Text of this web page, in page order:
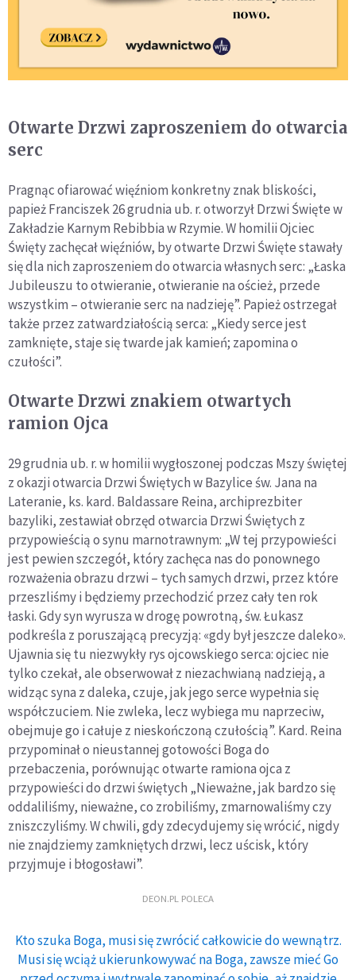
Otwarte Drzwi zaproszeniem do otwarcia
serc
Pragnąc ofiarować więźniom konkretny znak bliskości,
papież Franciszek 26 grudnia ub. r. otworzył Drzwi Święte w
Zakładzie Karnym Rebibbia w Rzymie. W homilii Ojciec
Święty zachęcał więźniów, by otwarte Drzwi Święte stawały
się dla nich zaproszeniem do otwarcia własnych serc: „Łaska
Jubileuszu to otwieranie, otwieranie na oścież, przede
wszystkim – otwieranie serc na nadzieję”. Papież ostrzegał
także przez zatwardziałością serca: „Kiedy serce jest
zamknięte, staje się twarde jak kamień; zapomina o
czułości”.
Otwarte Drzwi znakiem otwartych
ramion Ojca
29 grudnia ub. r. w homilii wygłoszonej podczas Mszy świętej
z okazji otwarcia Drzwi Świętych w Bazylice św. Jana na
Lateranie, ks. kard. Baldassare Reina, archiprezbiter
bazyliki, zestawiał obrzęd otwarcia Drzwi Świętych z
przypowieścią o synu marnotrawnym: „W tej przypowieści
jest pewien szczegół, który zachęca nas do ponownego
rozważenia obrazu drzwi – tych samych drzwi, przez które
przeszliśmy i będziemy przechodzić przez cały ten rok
łaski. Gdy syn wyrusza w drogę powrotną, św. Łukasz
podkreśla z poruszającą precyzją: «gdy był jeszcze daleko».
Ujawnia się tu niezwykły rys ojcowskiego serca: ojciec nie
tylko czekał, ale obserwował z niezachwianą nadzieją, a
widząc syna z daleka, czuje, jak jego serce wypełnia się
współczuciem. Nie zwleka, lecz wybiega mu naprzeciw,
obejmuje go i całuje z nieskończoną czułością”. Kard. Reina
przypominał o nieustannej gotowości Boga do
przebaczenia, porównując otwarte ramiona ojca z
przypowieści do drzwi świętych „Nieważne, jak bardzo się
oddaliliśmy, nieważne, co zrobiliśmy, zmarnowaliśmy czy
zniszczyliśmy. W chwili, gdy zdecydujemy się wrócić, nigdy
nie znajdziemy zamkniętych drzwi, lecz uścisk, który
przyjmuje i błogosławi”.
DEON.PL POLECA
Kto szuka Boga, musi się zwrócić całkowicie do wewnątrz.
Musi się wciąż ukierunkowywać na Boga, zawsze mieć Go